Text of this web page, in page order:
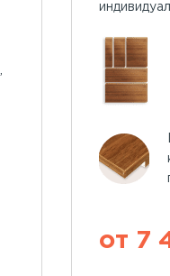
от 7